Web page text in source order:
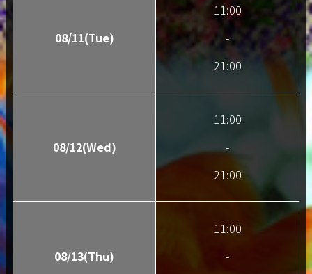
08/11(Tue)
11:00
-
21:00
08/12(Wed)
11:00
-
21:00
08/13(Thu)
11:00
-